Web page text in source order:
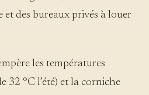
des bureaux privés à louer
les températures
32 °C l’été) et la corniche